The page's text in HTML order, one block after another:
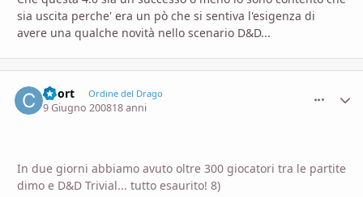
sia uscita perche' era un pò che si sentiva l'esigenza di
avere una qualche novità nello scenario D&D...
Coort Ordine del Drago
9 Giugno 200818 anni
In due giorni abbiamo avuto oltre 300 giocatori tra le partite
dimo e D&D Trivial... tutto esaurito! 8)